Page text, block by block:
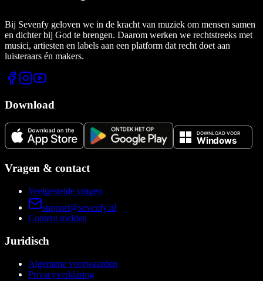
Bij Sevenfy geloven we in de kracht van muziek om mensen samen
en dichter bij God te brengen. Daarom werken we rechtstreeks met
musici, artiesten en labels aan een platform dat recht doet aan
luisteraars én makers.
Download
Vragen & contact
Veelgestelde vragen
support@sevenfy.nl
Content melden
Juridisch
Algemene voorwaarden
Privacyverklaring